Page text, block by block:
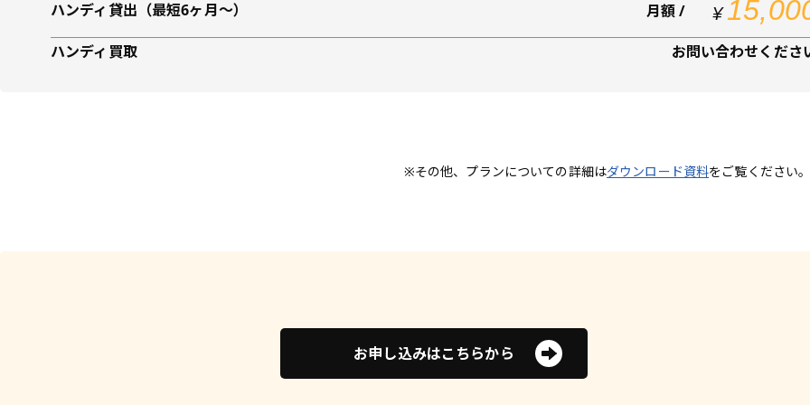
ハンディ貸出（最短6ヶ月〜） 月額 / ¥
ハンディ買取 お問い合わせくださ
※その他、プランについての詳細はダウンロード資料をご覧ください。
お申し込みはこちらから